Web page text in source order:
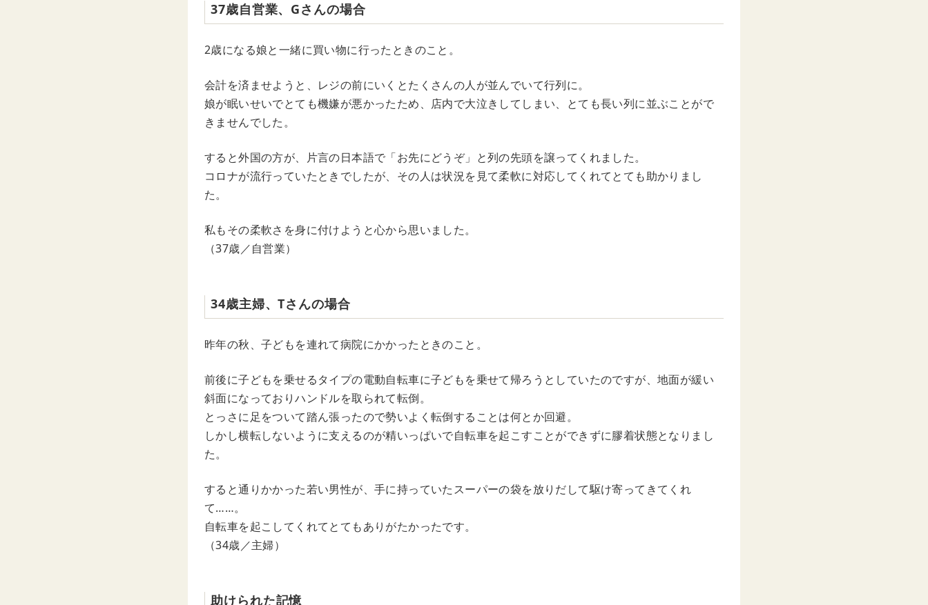
t
37歳自営業、Gさんの場合
2歳になる娘と一緒に買い物に行ったときのこと。
会計を済ませようと、レジの前にいくとたくさんの人が並んでいて行列に。
娘が眠いせいでとても機嫌が悪かったため、店内で大泣きしてしまい、とても長い列に並ぶことがで
きませんでした。
すると外国の方が、片言の日本語で「お先にどうぞ」と列の先頭を譲ってくれました。
コロナが流行っていたときでしたが、その人は状況を見て柔軟に対応してくれてとても助かりまし
た。
私もその柔軟さを身に付けようと心から思いました。
（37歳／自営業）
34歳主婦、Tさんの場合
昨年の秋、子どもを連れて病院にかかったときのこと。
前後に子どもを乗せるタイプの電動自転車に子どもを乗せて帰ろうとしていたのですが、地面が緩い
斜面になっておりハンドルを取られて転倒。
とっさに足をついて踏ん張ったので勢いよく転倒することは何とか回避。
しかし横転しないように支えるのが精いっぱいで自転車を起こすことができずに膠着状態となりまし
た。
すると通りかかった若い男性が、手に持っていたスーパーの袋を放りだして駆け寄ってきてくれ
て……。
自転車を起こしてくれてとてもありがたかったです。
（34歳／主婦）
助けられた記憶